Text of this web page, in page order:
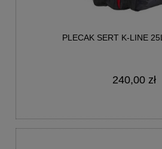
PLECAK SERT K-LINE
240,00 zł